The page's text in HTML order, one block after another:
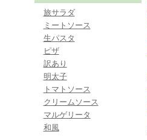
旅サラダ
ミートソース
生パスタ
ピザ
訳あり
明太子
トマトソース
クリームソース
マルゲリータ
和風